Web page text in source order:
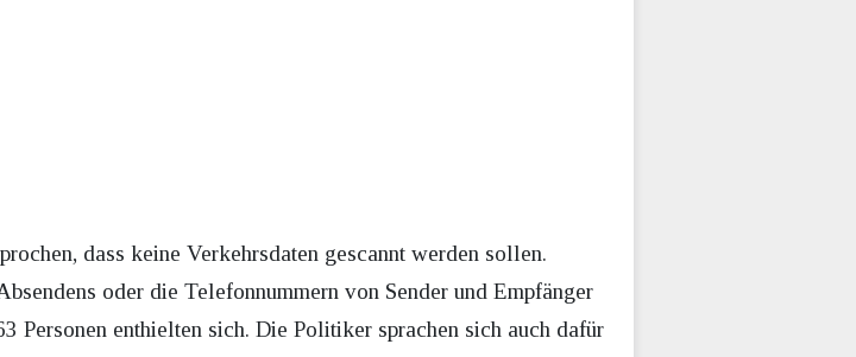
dass keine Verkehrsdaten gescannt werden sollen.
oder die Telefonnummern von Sender und Empfänger
Personen enthielten sich. Die Politiker sprachen sich auch dafür